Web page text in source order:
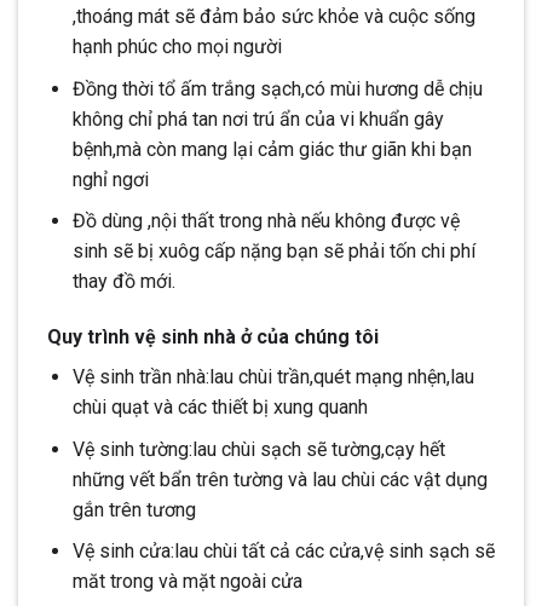
,thoáng mát sẽ đảm bảo sức khỏe và cuộc sống
hạnh phúc cho mọi người
Đồng thời tổ ấm trắng sạch,có mùi hương dễ chịu
không chỉ phá tan nơi trú ẩn của vi khuẩn gây
bệnh,mà còn mang lại cảm giác thư giãn khi bạn
nghỉ ngơi
Đồ dùng ,nội thất trong nhà nếu không được vệ
sinh sẽ bị xuôg cấp nặng bạn sẽ phải tốn chi phí
thay đồ mới.
Quy trình vệ sinh nhà ở của chúng tôi
Vệ sinh trần nhà:lau chùi trần,quét mạng nhện,lau
chùi quạt và các thiết bị xung quanh
Vệ sinh tường:lau chùi sạch sẽ tường,cạy hết
những vết bẩn trên tường và lau chùi các vật dụng
gắn trên tương
Vệ sinh cửa:lau chùi tất cả các cửa,vệ sinh sạch sẽ
măt trong và mặt ngoài cửa